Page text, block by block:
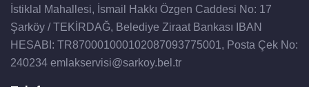
İstiklal Mahallesi, İsmail Hakkı Özgen Caddesi No: 17
Şarköy / TEKİRDAĞ, Belediye Ziraat Bankası IBAN
HESABI: TR870001000102087093775001, Posta Çek No:
240234 emlakservisi@sarkoy.bel.tr